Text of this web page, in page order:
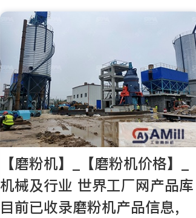
【磨粉机】_【磨粉机价格】_
机械及行业 世界工厂网产品库
目前已收录磨粉机产品信息，